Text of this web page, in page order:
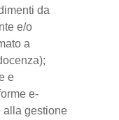
da
e/o
a
e
e-
alla gestione